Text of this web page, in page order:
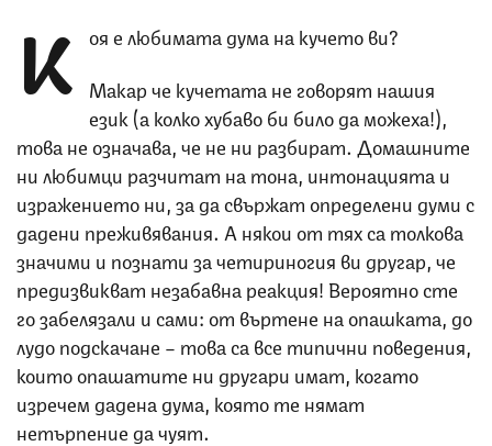
К оя е любимата дума на кучето ви?
Макар че кучетата не говорят нашия
език (а колко хубаво би било да можеха!),
това не означава, че не ни разбират. Домашните
ни любимци разчитат на тона, интонацията и
изражението ни, за да свържат определени думи с
дадени преживявания. А някои от тях са толкова
значими и познати за четириногия ви другар, че
предизвикват незабавна реакция! Вероятно сте
го забелязали и сами: от въртене на опашката, до
лудо подскачане – това са все типични поведения,
които опашатите ни другари имат, когато
изречем дадена дума, която те нямат
нетърпение да чуят.